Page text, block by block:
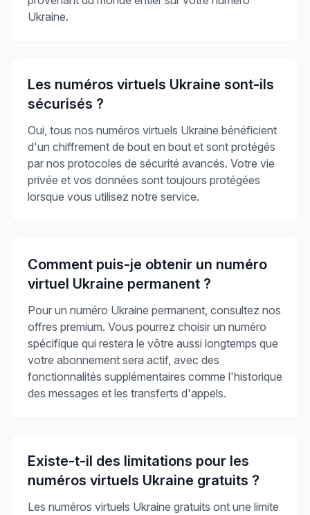
Ukraine.
Les numéros virtuels Ukraine sont-ils
sécurisés ?
Oui, tous nos numéros virtuels Ukraine bénéficient
d'un chiffrement de bout en bout et sont protégés
par nos protocoles de sécurité avancés. Votre vie
privée et vos données sont toujours protégées
lorsque vous utilisez notre service.
Comment puis-je obtenir un numéro
virtuel Ukraine permanent ?
Pour un numéro Ukraine permanent, consultez nos
offres premium. Vous pourrez choisir un numéro
spécifique qui restera le vôtre aussi longtemps que
votre abonnement sera actif, avec des
fonctionnalités supplémentaires comme l'historique
des messages et les transferts d'appels.
Existe-t-il des limitations pour les
numéros virtuels Ukraine gratuits ?
Les numéros virtuels Ukraine gratuits ont une limite